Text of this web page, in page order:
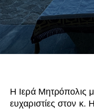
Η Ιερά Μητρόπολις
ευχαριστίες στον κ.